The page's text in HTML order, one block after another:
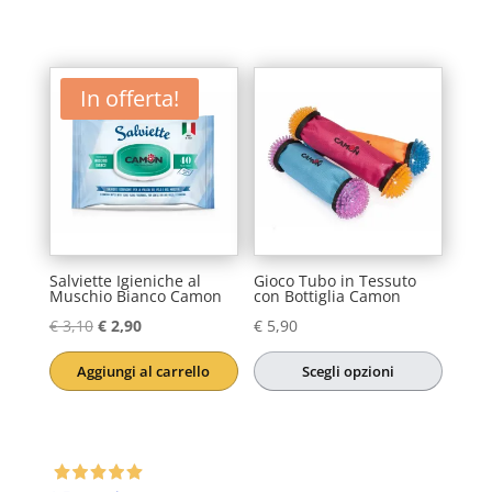
In offerta!
Salviette Igieniche al
Muschio Bianco Camon
€3,10 Il
prezzo
originale
€2,90Il
prezzo
attuale
Aggiungi al carrello
Gioco Tubo in Tessuto
con Bottiglia Camon
€ 5,90
Scegli opzioni